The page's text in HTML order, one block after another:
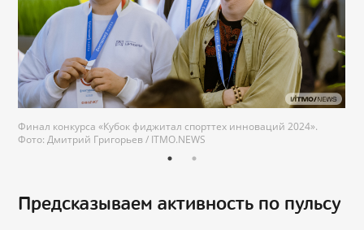
Финал конкурса «Кубок фиджитал спорттех инноваций 2024».
Фото: Дмитрий Григорьев / ITMO.NEWS
Предсказываем активность по пульсу